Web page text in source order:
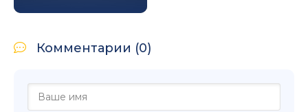
Комментарии (0)